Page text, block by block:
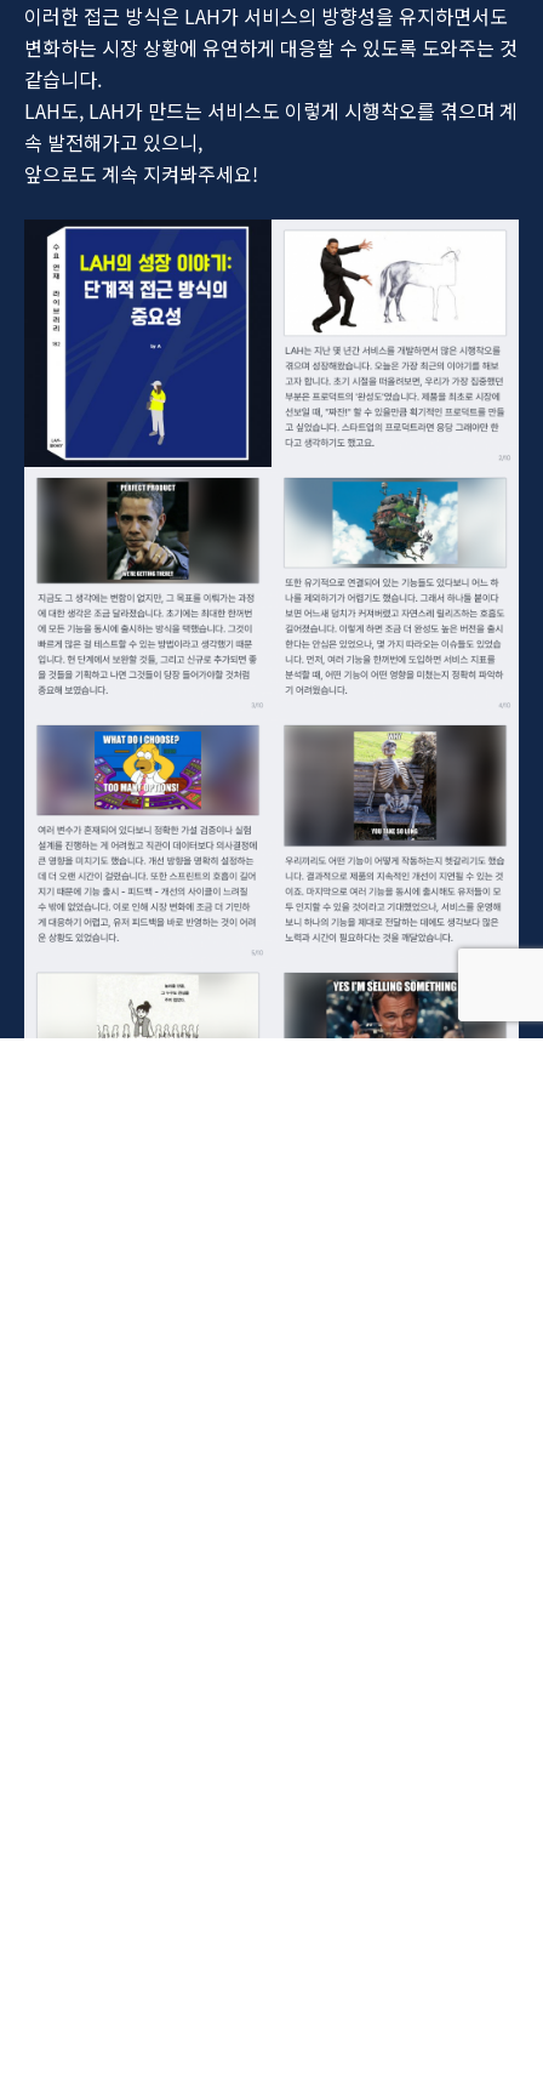
이러한 접근 방식은 LAH가 서비스의 방향성을 유지하면서도
변화하는 시장 상황에 유연하게 대응할 수 있도록 도와주는 것
같습니다.
LAH도, LAH가 만드는 서비스도 이렇게 시행착오를 겪으며 계
속 발전해가고 있으니,
앞으로도 계속 지켜봐주세요!